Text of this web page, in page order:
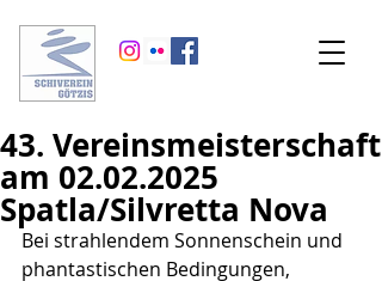
43. Vereinsmeisterschaft
am 02.02.2025
Spatla/Silvretta Nova
Bei strahlendem Sonnenschein und
phantastischen Bedingungen,